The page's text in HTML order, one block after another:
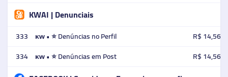
KWAI | Denunciais
333 ᴋᴡ • ⭐ Denúncias no Perfil
R$ 14,56
334 ᴋᴡ • ⭐ Denúncias em Post R$ 14,56